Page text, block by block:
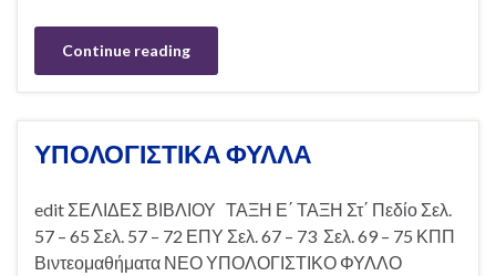
Continue reading
ΥΠΟΛΟΓΙΣΤΙΚΑ ΦΥΛΛΑ
edit ΣΕΛΙΔΕΣ ΒΙΒΛΙΟΥ ΤΑΞΗ Ε΄ ΤΑΞΗ Στ΄ Πεδίο Σελ.
57 – 65 Σελ. 57 – 72 ΕΠΥ Σελ. 67 – 73 Σελ. 69 – 75 ΚΠΠ
Βιντεομαθήματα ΝΕΟ ΥΠΟΛΟΓΙΣΤΙΚΟ ΦΥΛΛΟ